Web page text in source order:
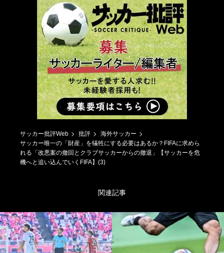
サッカー批評Web 批評
海外サッカー
サッカー唯一の「財産」を犠牲にする必要はあるか？FIFAに求めら
れる「改悪案の撤回とクラブサッカーからの撤退」【サッカーを危
機へと追い込んでいくFIFA】(3)
関連記事